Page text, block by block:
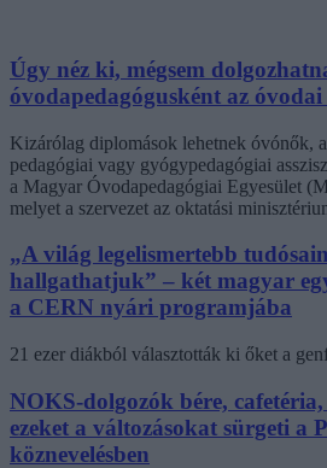
Úgy néz ki, mégsem
óvodapedagógusként az
Kizárólag diplomások lehetnek óvónők,
pedagógiai vagy gyógypedagógiai
a Magyar Óvodapedagógiai Egyesület
melyet a szervezet az oktatási
„A világ legelismertebb
hallgathatjuk” – két magyar
a CERN nyári programjába
21 ezer diákból választották ki őket a
NOKS-dolgozók bére,
ezeket a változásokat sürgeti a
köznevelésben